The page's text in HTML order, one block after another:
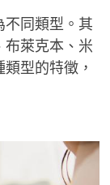
同類型。其
布萊克本、米
型的特徵，